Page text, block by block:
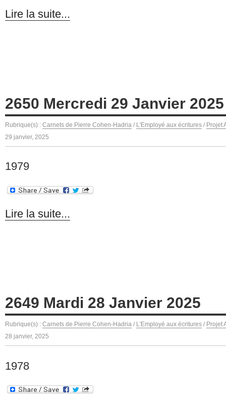
Lire la suite...
2650 Mercredi 29 Janvier 2025
Rubrique(s) : Carnets de Pierre Cohen-Hadria / L'Employé aux écritures / Projet
29 janvier, 2025
1979
Lire la suite...
2649 Mardi 28 Janvier 2025
Rubrique(s) : Carnets de Pierre Cohen-Hadria / L'Employé aux écritures / Projet
28 janvier, 2025
1978